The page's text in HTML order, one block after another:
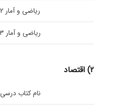
ریاضی و آمار 2
ریاضی و آمار 3
2) اقتصاد
نام کتاب درسی